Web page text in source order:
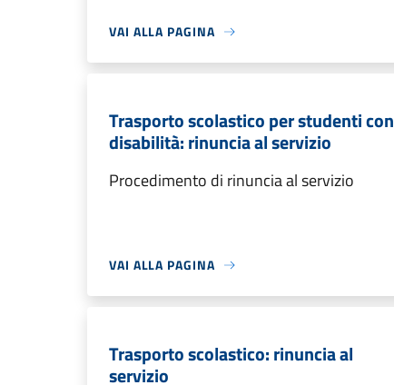
VAI ALLA PAGINA
Trasporto scolastico per studenti con
disabilità: rinuncia al servizio
Procedimento di rinuncia al servizio
VAI ALLA PAGINA
Trasporto scolastico: rinuncia al
servizio